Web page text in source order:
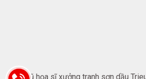
Đội ngũ họa sĩ xưởng tranh sơn dầu